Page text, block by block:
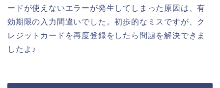
ードが使えないエラーが発生してしまった原因は、有
効期限の入力間違いでした。初歩的なミスですが、ク
レジットカードを再度登録をしたら問題を解決できま
したよ♪